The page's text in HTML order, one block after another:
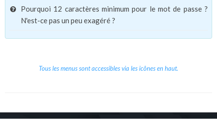
Pourquoi 12 caractères minimum pour le mot de passe ?
N'est-ce pas un peu exagéré ?
Tous les menus sont accessibles via les icônes en haut.